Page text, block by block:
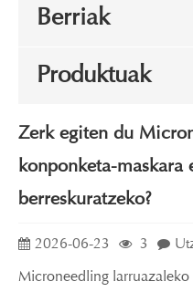
Berriak
Produktuak
Zerk egiten du
konponketa-maskara
berreskuratzeko?
2026-06-23 3
Microneedling